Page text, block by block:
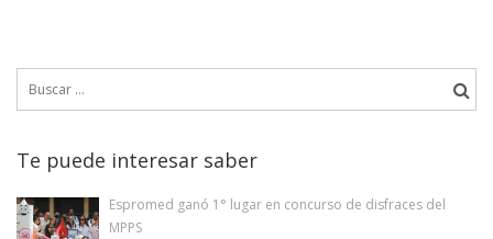
Te puede interesar saber
Espromed ganó 1° lugar en concurso de disfraces del
MPPS